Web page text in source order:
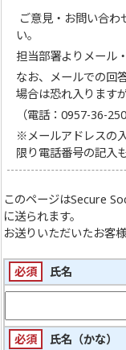
ご意見・お問い合わ
い。
担当部署よりメール
なお、メールでの回
場合は恐れ入ります
（電話：0957-36-
※メールアドレスの
限り電話番号の記入
このページはSecure
に送られます。
お送りいただいたお客
必須 氏名
必須 氏名（かな）